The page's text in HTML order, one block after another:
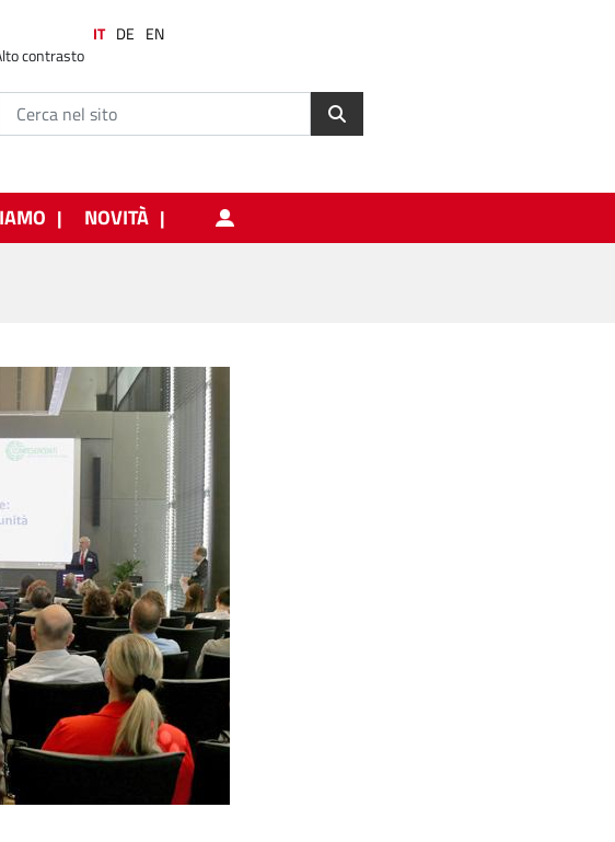
contrasto
IT DE EN
NOVITÀ